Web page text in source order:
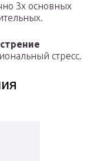
3х основных
стресс.